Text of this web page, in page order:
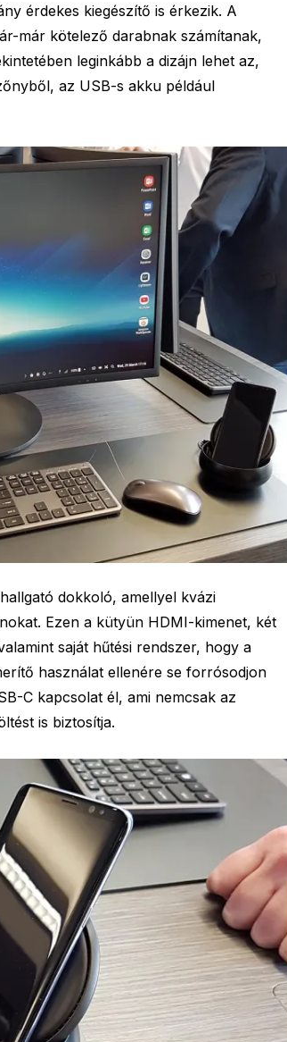
érdekes kiegészítő is érkezik. A
már kötelező darabnak számítanak,
leginkább a dizájn lehet az,
az USB-s akku például
dokkoló, amellyel kvázi
Ezen a kütyün HDMI-kimenet, két
saját hűtési rendszer, hogy a
használat ellenére se forrósodjon
C kapcsolat él, ami nemcsak az
is biztosítja.